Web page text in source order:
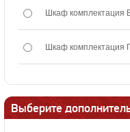
Шкаф комплектация
Шкаф комплектация
Выберите